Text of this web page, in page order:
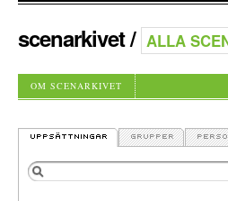
scenarkivet/
OM SCENARKIVET